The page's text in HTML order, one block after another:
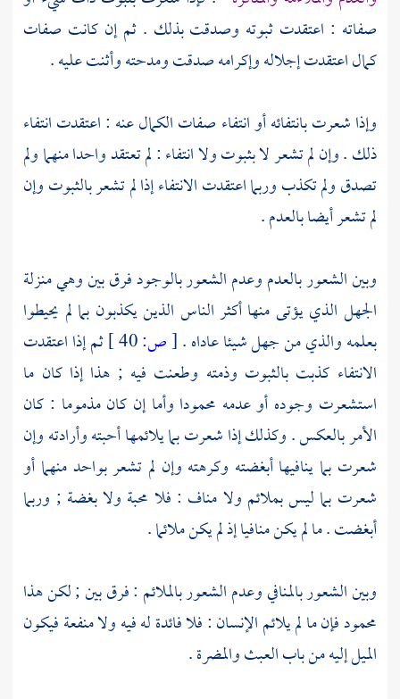
صفاته : اعتقدت ثبوته وصدقت بذلك . ثم إن كانت صفات
كمال اعتقدت إجلاله وإكرامه صدقت ومدحته وأثنت عليه .
وإذا شعرت بانتفائه أو انتفاء صفات الكمال عنه : اعتقدت انتفاء
ذلك . وإن لم تشعر لا بثبوت ولا انتفاء : لم تعتقد واحدا منهما ولم
تصدق ولم تكذب وربما اعتقدت الانتفاء إذا لم تشعر بالثبوت وإن
لم تشعر أيضا بالعدم .
وبين الشعور بالعدم وعدم الشعور بالوجود فرق بين وهي منزلة
الجهل الذي يؤتى منها أكثر الناس الذين يكذبون بما لم يحيطوا
بعلمه والذي من جهل شيئا عاداه .[ص:
ثم إذا اعتقدت
الانتفاء كذبت بالثبوت وذمته وطعنت فيه ; هذا إذا كان ما
استشعرت وجوده أو عدمه محمودا وأما إن كان مذموما : كان
الأمر بالعكس . وكذلك إذا شعرت بما يلائمها أحبته وأرادته وإن
شعرت بما ينافيها أبغضته وكرهته وإن لم تشعر بواحد منهما أو
شعرت بما ليس بملائم ولا مناف : فلا محبة ولا بغضة ; وربما
أبغضت . ما لم يكن منافيا إذ لم يكن ملائما .
وبين الشعور بالمنافي وعدم الشعور بالملائم : فرق بين ; لكن هذا
محمود فإن ما لم يلائم الإنسان : فلا فائدة له فيه ولا منفعة فيكون
الميل إليه من باب العبث والمضرة .